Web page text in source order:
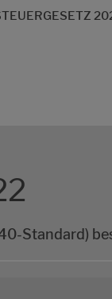
Standard)